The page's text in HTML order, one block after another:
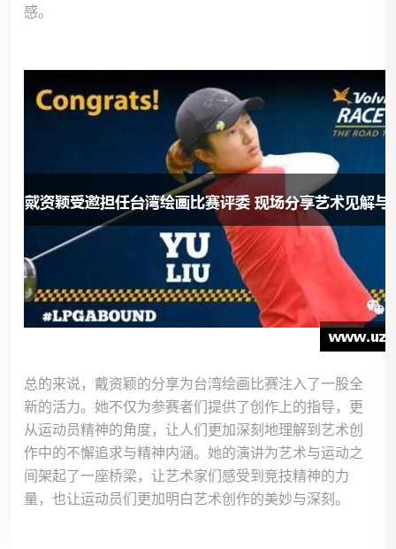
感。
总的来说，戴资颖的分享为台湾绘画比赛注入了一股全
新的活力。她不仅为参赛者们提供了创作上的指导，更
从运动员精神的角度，让人们更加深刻地理解到艺术创
作中的不懈追求与精神内涵。她的演讲为艺术与运动之
间架起了一座桥梁，让艺术家们感受到竞技精神的力
量，也让运动员们更加明白艺术创作的美妙与深刻。